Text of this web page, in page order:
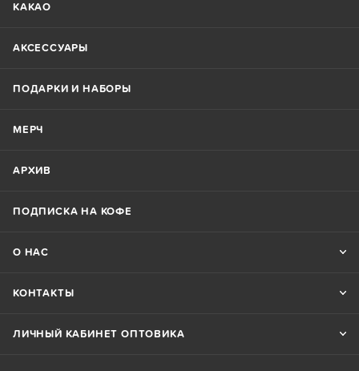
КАКАО
АКСЕССУАРЫ
ПОДАРКИ И НАБОРЫ
МЕРЧ
АРХИВ
ПОДПИСКА НА КОФЕ
О НАС
КОНТАКТЫ
ЛИЧНЫЙ КАБИНЕТ ОПТОВИКА